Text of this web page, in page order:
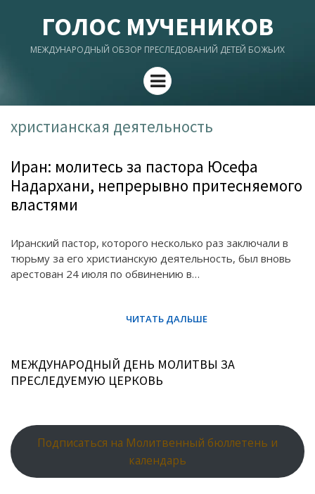
ГОЛОС МУЧЕНИКОВ
МЕЖДУНАРОДНЫЙ ОБЗОР ПРЕСЛЕДОВАНИЙ ДЕТЕЙ БОЖЬИХ
Menu
христианская деятельность
Иран: молитесь за пастора Юсефа
Надархани, непрерывно притесняемого
властями
Иранский пастор, которого несколько раз заключали в
тюрьму за его христианскую деятельность, был вновь
арестован 24 июля по обвинению в…
МЕЖДУНАРОДНЫЙ ДЕНЬ МОЛИТВЫ ЗА
ПРЕСЛЕДУЕМУЮ ЦЕРКОВЬ
Подписаться на Молитвенный бюллетень и
календарь